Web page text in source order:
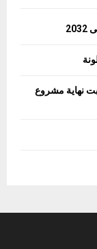
نهاية مشروع